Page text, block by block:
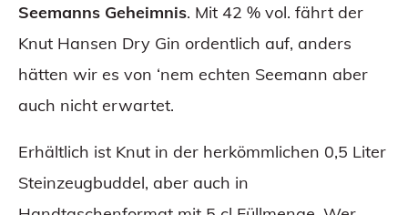
Seemanns Geheimnis. Mit 42 % vol. fährt der
Knut Hansen Dry Gin ordentlich auf, anders
hätten wir es von ‘nem echten Seemann aber
auch nicht erwartet.
Erhältlich ist Knut in der herkömmlichen 0,5 Liter
Steinzeugbuddel, aber auch in